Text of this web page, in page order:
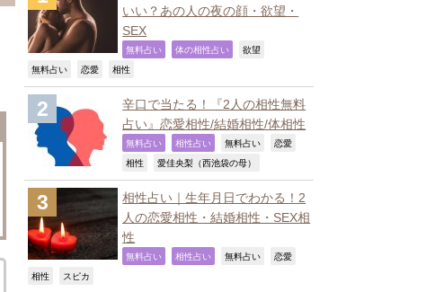
いい？あの人の夜の顔・欲望・
SEX
無料占い 体の相性占い 欲望
無料占い 恋愛 相性
辛口で当たる！『2人の相性無料
占い』恋愛相性/結婚相性/体相性
無料占い 相性占い 無料占い 恋愛
相性 愛佳央梨（西池袋の母）
相性占い｜生年月日でわかる！2
人の恋愛相性・結婚相性・SEX相
性
無料占い 相性占い 無料占い 恋愛
相性 スピカ